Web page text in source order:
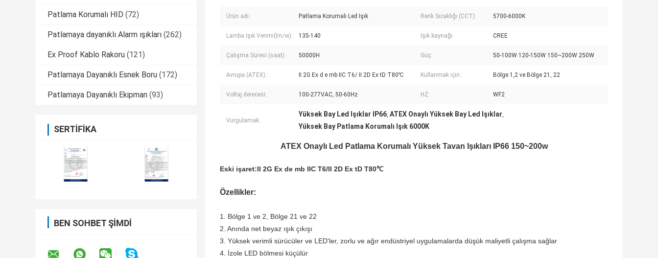
Patlama Korumalı HID (72)
Patlamaya dayanıklı Alarm ışıkları (262)
Ex Proof Kablo Rakoru (121)
Patlamaya Dayanıklı Esnek Boru (172)
Patlamaya Dayanıklı Ekipman (93)
SERTIFIKA
BEN SOHBET ŞIMDI
Ürün adı:: Patlama Korumalı Led Işık Renk Sıcaklığı (CCT): 5700-6000K
Lamba Işık Verimi(lm/w):: 135-140 Işık kaynağı: CREE
Çalışma Süresi (saat):: 50000H Güç: 50-100W 120-150W 150~200W 250W
Avrupa (ATEX):: II 2G Ex d e mb IIC T6/ II 2D Ex tD T80℃ Kullanmak için:: Bölge 1,2 ve Bölge 21, 22
Voltaj derecesi: 100-277VAC, 50-60Hz HZ: WF2
Vurgulamak:
Yüksek Bay Led Işıklar IP66, ATEX Onaylı Yüksek Bay Led Işıklar,
Yüksek Bay Patlama Korumalı Işık 6000K
ATEX Onaylı Led Patlama Korumalı Yüksek Tavan Işıkları IP66 150~200w
Eski işaret:II 2G Ex de mb IIC T6/II 2D Ex tD T80℃
Özellikler:
1. Bölge 1 ve 2, Bölge 21 ve 22
2. Anında net beyaz ışık çıkışı
3. Yüksek verimli sürücüler ve LED'ler, zorlu ve ağır endüstriyel uygulamalarda düşük maliyetli çalışma sağlar
4. İzole LED bölmesi küçülür